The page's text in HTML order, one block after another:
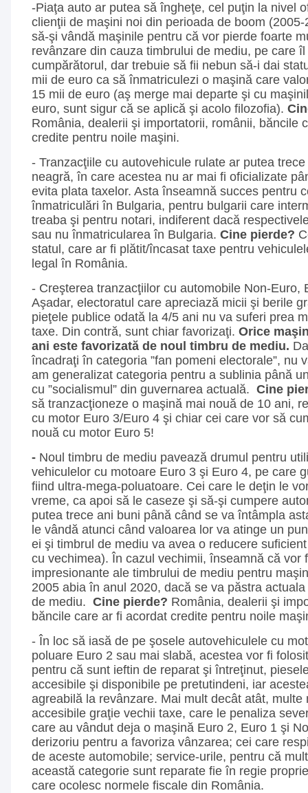
-Piaţa auto ar putea să îngheţe, cel puţin la nivel
clienţii de maşini noi din perioada de boom
să-şi vândă maşinile pentru că vor pierde foarte
revânzare din cauza timbrului de mediu, pe care
cumpărătorul, dar trebuie să fii nebun să-i dai
mii de euro ca să înmatriculezi o maşină care
15 mii de euro (aş merge mai departe şi cu
euro, sunt sigur că se aplică şi acolo filozofia).
România, dealerii şi importatorii, românii, băncile
credite pentru noile maşini.
- Tranzacţiile cu autovehicule rulate ar putea
neagră, în care acestea nu ar mai fi oficializate
evita plata taxelor. Asta înseamnă succes pentru
înmatriculări în Bulgaria, pentru bulgarii care
treaba şi pentru notari, indiferent dacă
sau nu înmatricularea în Bulgaria. Cine pierde?
statul, care ar fi plătit/încasat taxe pentru
legal în România.
- Creşterea tranzacţiilor cu automobile Non-Euro,
Aşadar, electoratul care apreciază micii şi berile
pieţele publice odată la 4/5 ani nu va suferi prea
taxe. Din contră, sunt chiar favorizaţi. Orice
ani este favorizată de noul timbru de mediu.
încadraţi în categoria ”fan pomeni electorale”, nu
am generalizat categoria pentru a sublinia până
cu ”socialismul” din guvernarea actuală. Cine
să tranzacţioneze o maşină mai nouă de 10 ani,
cu motor Euro 3/Euro 4 şi chiar cei care vor să
nouă cu motor Euro 5!
- Noul timbru de mediu pavează drumul pentru
vehiculelor cu motoare Euro 3 şi Euro 4, pe care
fiind ultra-mega-poluatoare. Cei care le deţin le
vreme, ca apoi să le caseze şi să-şi cumpere
putea trece ani buni până când se va întâmpla
le vândă atunci când valoarea lor va atinge un
ei şi timbrul de mediu va avea o reducere
cu vechimea). În cazul vechimii, înseamnă că vor
impresionante ale timbrului de mediu pentru
2005 abia în anul 2020, dacă se va păstra
de mediu. Cine pierde? România, dealerii şi
băncile care ar fi acordat credite pentru noile
- În loc să iasă de pe şosele autovehiculele cu
poluare Euro 2 sau mai slabă, acestea vor fi
pentru că sunt ieftin de reparat şi întreţinut,
accesibile şi disponibile pe pretutindeni, iar
agreabilă la revânzare. Mai mult decât atât, multe
accesibile graţie vechii taxe, care le penaliza
care au vândut deja o maşină Euro 2, Euro 1 şi
derizoriu pentru a favoriza vânzarea; cei care
de aceste automobile; service-urile, pentru că
această categorie sunt reparate fie în regie
care ocolesc normele fiscale din România.